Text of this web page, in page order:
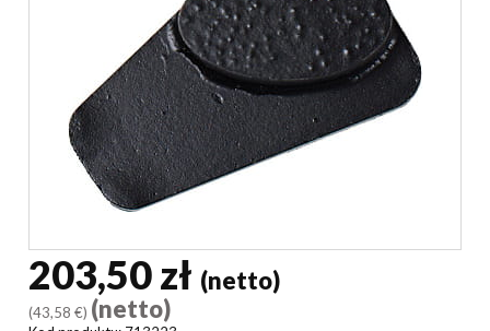
203,50 zł (netto)
(43,58 €) (netto)